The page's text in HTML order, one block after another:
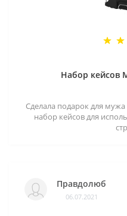
Набор кейсов
Сделала подарок для
набор кейсов для
Правдолюб
06.07.2021